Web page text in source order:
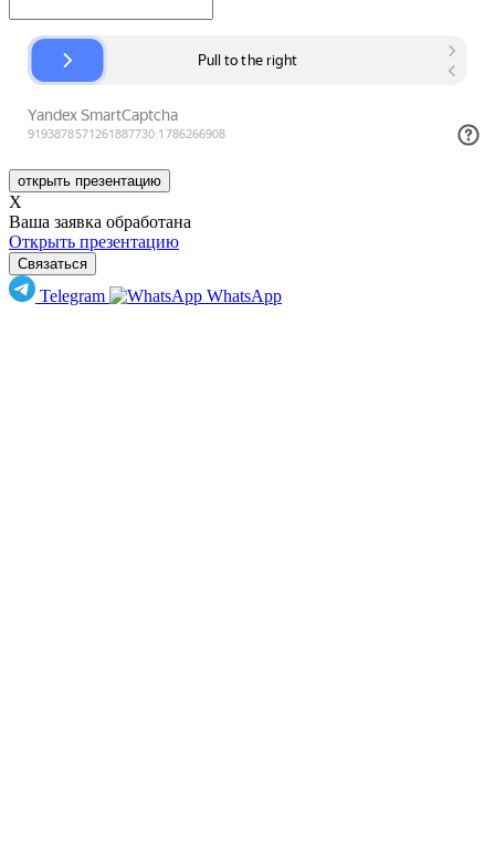
открыть презентацию
Х
Ваша заявка обработана
Открыть презентацию
Связаться
Telegram WhatsApp